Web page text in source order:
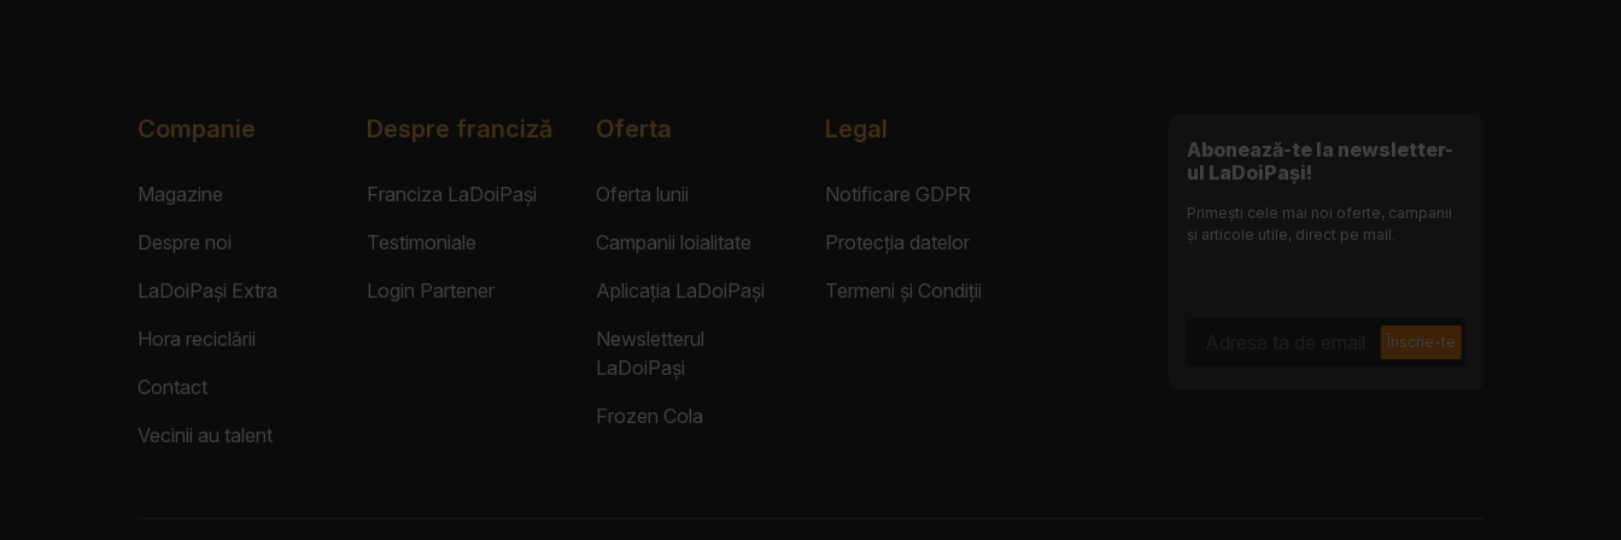
Companie
Magazine
Despre noi
LaDoiPași Extra
Hora reciclării
Contact
Vecinii au talent
Despre franciză
Franciza LaDoiPași
Testimoniale
Login Partener
Oferta
Oferta lunii
Campanii loialitate
Aplicația LaDoiPași
Newsletterul
LaDoiPași
Frozen Cola
Legal
Notificare GDPR
Protecția datelor
Termeni și Condiții
Abonează-te la newsletter-
ul LaDoiPași!
Primești cele mai noi oferte, campanii
și articole utile, direct pe mail.
Înscrie-te